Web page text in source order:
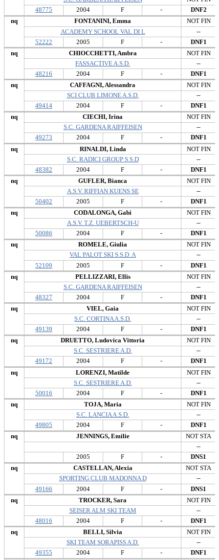
48775 2004 F
DNF2
-
nq
52222
FONTANINI, Emma
2005 F
ACADEMY SCHOOL VAL DI L
NOT FIN
--
DNF1
-
nq
48216
CHIOCCHETTI, Ambra
2004 F
FASSACTIVE A.S.D.
NOT FIN
--
DNF1
-
nq
49414
CAFFAGNI, Alessandra
2004 F
SCI CLUB LIMONE A.S.D.
NOT FIN
--
DNF1
-
nq
49273
CIECHI, Irina
2004 F
S.C. GARDENA RAIFFEISEN
NOT FIN
--
DNF1
-
nq
48382
RINALDI, Linda
2004 F
S.C. RADICI GROUP S.S.D
NOT FIN
--
DNF1
-
nq
50402
GUFLER, Bianca
2005 F
A.S.V. RIFFIAN KUENS SE
NOT FIN
--
DNF1
-
nq
50086
CODALONGA, Gabi
2004 F
A.S.V. T.Z. UEBERTSCH-U
NOT FIN
--
DNF1
-
nq
52109
ROMELE, Giulia
2005 F
VAL PALOT SKI S.S.D. A
NOT FIN
--
DNF1
-
nq
48327
PELLIZZARI, Ellis
2004 F
S.C. GARDENA RAIFFEISEN
NOT FIN
--
DNF1
-
nq
49139
VIEL, Gaia
2004 F
S.C. CORTINA A.S.D.
NOT FIN
--
DNF1
-
nq
49172
DRUETTO, Ludovica Vittoria
2004 F
S.C. SESTRIERE A.D.
NOT FIN
--
DNF1
-
nq
50016
LORENZI, Matilde
2004 F
S.C. SESTRIERE A.D.
NOT FIN
--
DNF1
-
nq
49805
TOJA, Maria
2004 F
S.C. LANCIA A.S.D.
NOT FIN
--
DNF1
-
nq
JENNINGS, Emilie
2005 F
NOT STA
--
DNS1
-
nq
49166
CASTELLAN, Alexia
2004 F
SPORTING CLUB MADONNA D
NOT STA
--
DNS1
-
nq
48016
TROCKER, Sara
2004 F
SEISER ALM SKI TEAM
NOT FIN
--
DNF1
-
nq
49355
BELLI, Silvia
2004 F
SKI TEAM SORAPISS A.D.
NOT FIN
--
DNF1
-